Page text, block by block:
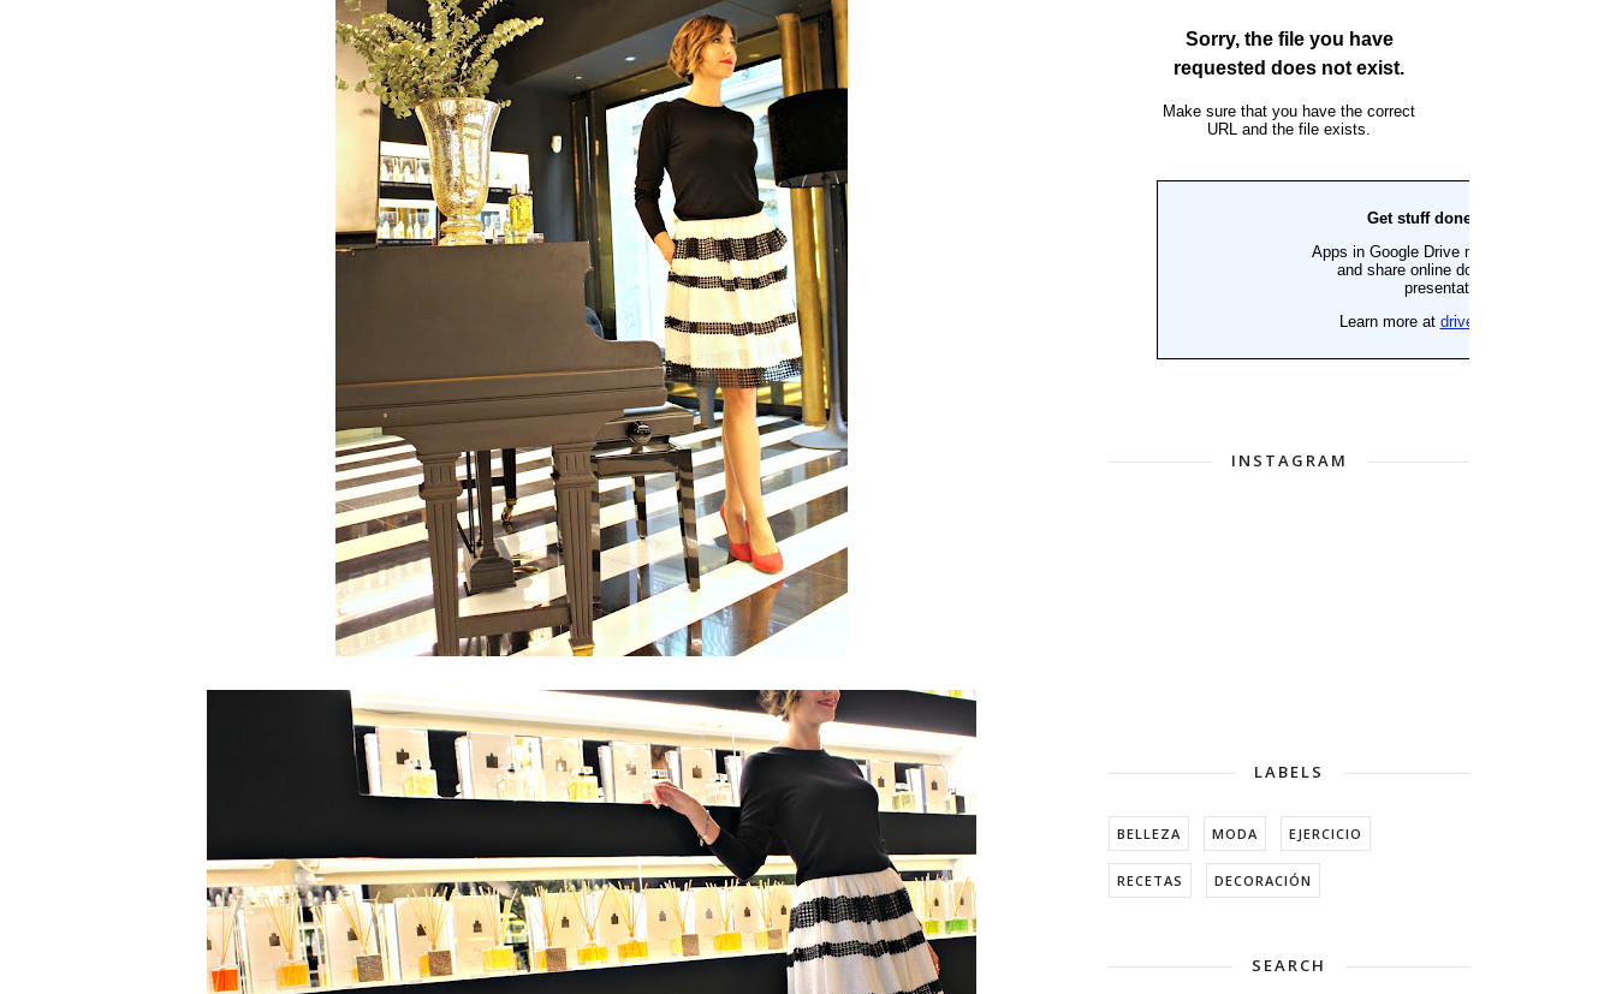
INSTAGRAM
LABELS
BELLEZA MODA EJERCICIO
RECETAS DECORACIÓN
SEARCH